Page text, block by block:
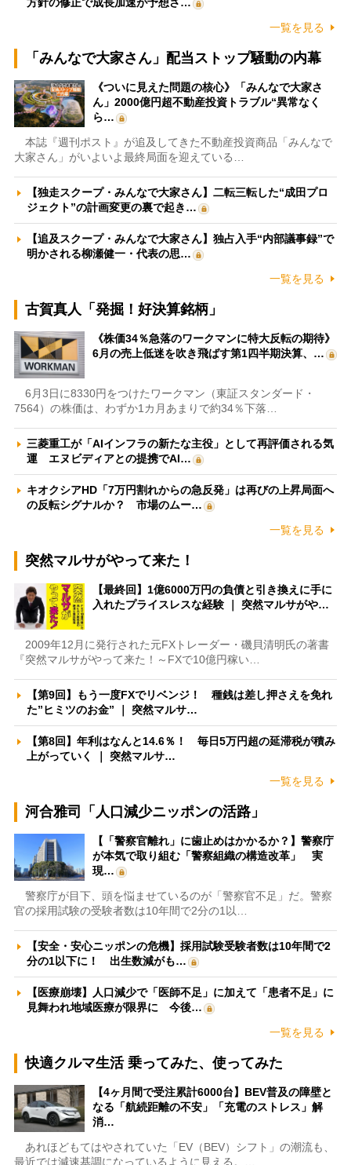
方針の修正で成長加速が予想さ…
一覧を見る
「みんなで大家さん」配当ストップ騒動の内幕
《ついに見えた問題の核心》「みんなで大家さ
ん」2000億円超不動産投資トラブル“異常なく
ら…
本誌『週刊ポスト』が追及してきた不動産投資商品「みんなで
大家さん」がいよいよ最終局面を迎えている…
【独走スクープ・みんなで大家さん】二転三転した“成田プロ
ジェクト”の計画変更の裏で起き…
【追及スクープ・みんなで大家さん】独占入手“内部議事録”で
明かされる柳瀬健一・代表の思…
一覧を見る
古賀真人「発掘！好決算銘柄」
《株価34％急落のワークマンに特大反転の期待》
6月の売上低迷を吹き飛ばす第1四半期決算、…
6月3日に8330円をつけたワークマン（東証スタンダード・
7564）の株価は、わずか1カ月あまりで約34％下落…
三菱重工が「AIインフラの新たな主役」として再評価される気
運 エヌビディアとの提携でAI…
キオクシアHD「7万円割れからの急反発」は再びの上昇局面へ
の反転シグナルか？ 市場のムー…
一覧を見る
突然マルサがやって来た！
【最終回】1億6000万円の負債と引き換えに手に
入れたプライスレスな経験 ｜ 突然マルサがや…
2009年12月に発行された元FXトレーダー・磯貝清明氏の著書
『突然マルサがやって来た！～FXで10億円稼い…
【第9回】もう一度FXでリベンジ！ 種銭は差し押さえを免れ
た”ヒミツのお金” ｜ 突然マルサ…
【第8回】年利はなんと14.6％！ 毎日5万円超の延滞税が積み
上がっていく ｜ 突然マルサ…
一覧を見る
河合雅司「人口減少ニッポンの活路」
【「警察官離れ」に歯止めはかかるか？】警察庁
が本気で取り組む「警察組織の構造改革」 実
現…
警察庁が目下、頭を悩ませているのが「警察官不足」だ。警察
官の採用試験の受験者数は10年間で2分の1以…
【安全・安心ニッポンの危機】採用試験受験者数は10年間で2
分の1以下に！ 出生数減がも…
【医療崩壊】人口減少で「医師不足」に加えて「患者不足」に
見舞われ地域医療が限界に 今後…
一覧を見る
快適クルマ生活 乗ってみた、使ってみた
【4ヶ月間で受注累計6000台】BEV普及の障壁と
なる「航続距離の不安」「充電のストレス」解
消…
あれほどもてはやされていた「EV（BEV）シフト」の潮流も、
最近では減速基調になっているように見える。…